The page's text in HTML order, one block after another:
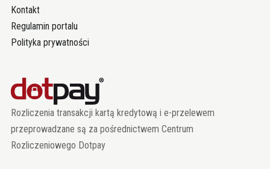
Kontakt
Regulamin portalu
Polityka prywatności
Rozliczenia transakcji kartą kredytową i e-przelewem
przeprowadzane są za pośrednictwem Centrum
Rozliczeniowego Dotpay